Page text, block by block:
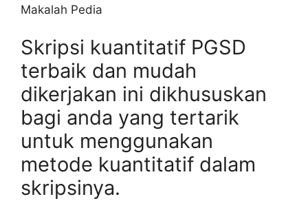
Makalah Pedia
Skripsi kuantitatif PGSD
terbaik dan mudah
dikerjakan ini dikhususkan
bagi anda yang tertarik
untuk menggunakan
metode kuantitatif dalam
skripsinya.